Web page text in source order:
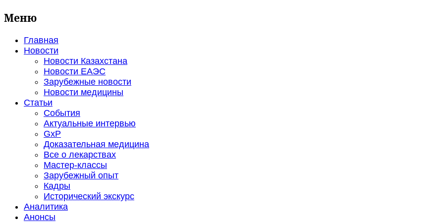
Меню
Главная
Новости
Новости Казахстана
Новости ЕАЭС
Зарубежные новости
Новости медицины
Статьи
События
Актуальные интервью
GxP
Доказательная медицина
Все о лекарствах
Мастер-классы
Зарубежный опыт
Кадры
Исторический экскурс
Аналитика
Анонсы